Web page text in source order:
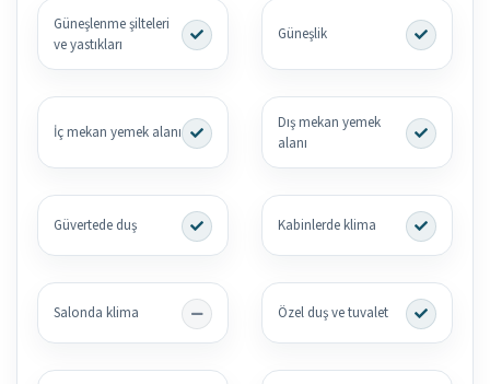
Güneşlenme şilteleri
ve yastıkları
Güneşlik
İç mekan yemek alanı
Dış mekan yemek
alanı
Güvertede duş Kabinlerde klima
Salonda klima Özel duş ve tuvalet